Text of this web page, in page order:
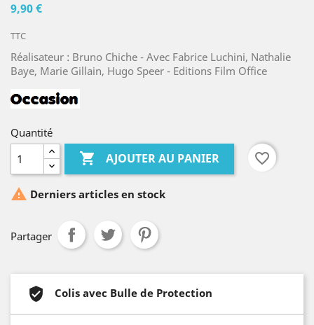
9,90 €
TTC
Réalisateur : Bruno Chiche - Avec Fabrice Luchini, Nathalie
Baye, Marie Gillain, Hugo Speer - Editions Film Office
Quantité
 AJOUTER AU PANIER favorite_border
 Derniers articles en stock
Partager
Colis avec Bulle de Protection